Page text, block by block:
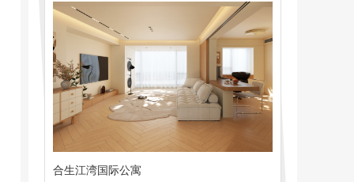
合生江湾国际公寓